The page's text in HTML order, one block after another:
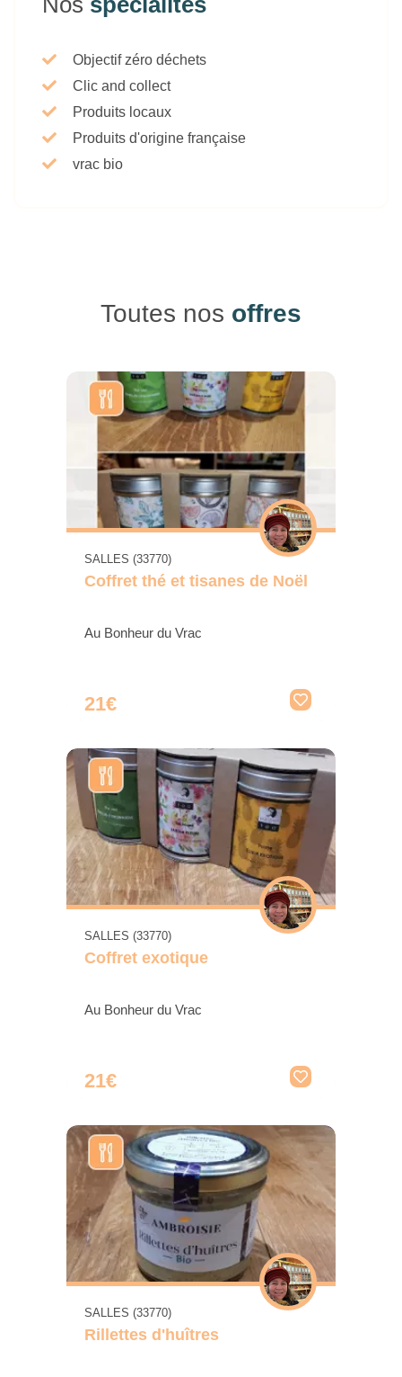
Objectif zéro déchets
Clic and collect
Produits locaux
Produits d'origine française
vrac bio
Toutes nos offres
SALLES (33770)
Coffret thé et tisanes de Noël
Au Bonheur du Vrac
21€
SALLES (33770)
Coffret exotique
Au Bonheur du Vrac
21€
SALLES (33770)
Rillettes d'huîtres